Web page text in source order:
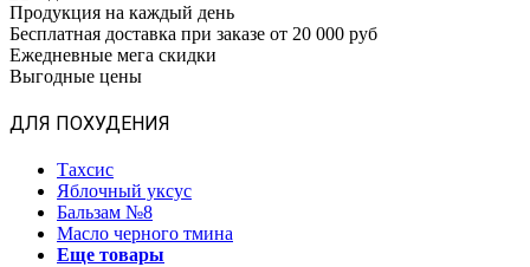
Продукция на каждый день
Бесплатная доставка при заказе от 20 000 руб
Ежедневные мега скидки
Выгодные цены
ДЛЯ ПОХУДЕНИЯ
Тахсис
Яблочный уксус
Бальзам №8
Масло черного тмина
Еще товары